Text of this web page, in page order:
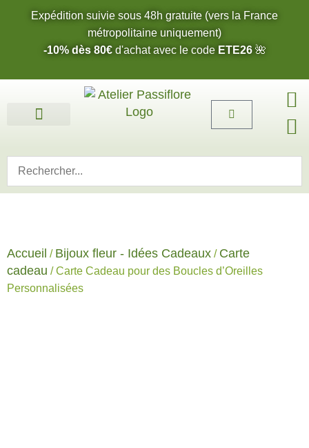
Expédition suivie sous 48h gratuite (vers la France
métropolitaine uniquement)
-10% dès 80€d'achat avec le code ETE26🌺
Accueil / Bijoux fleur - Idées Cadeaux / Carte
cadeau / Carte Cadeau pour des Boucles d’Oreilles
Personnalisées